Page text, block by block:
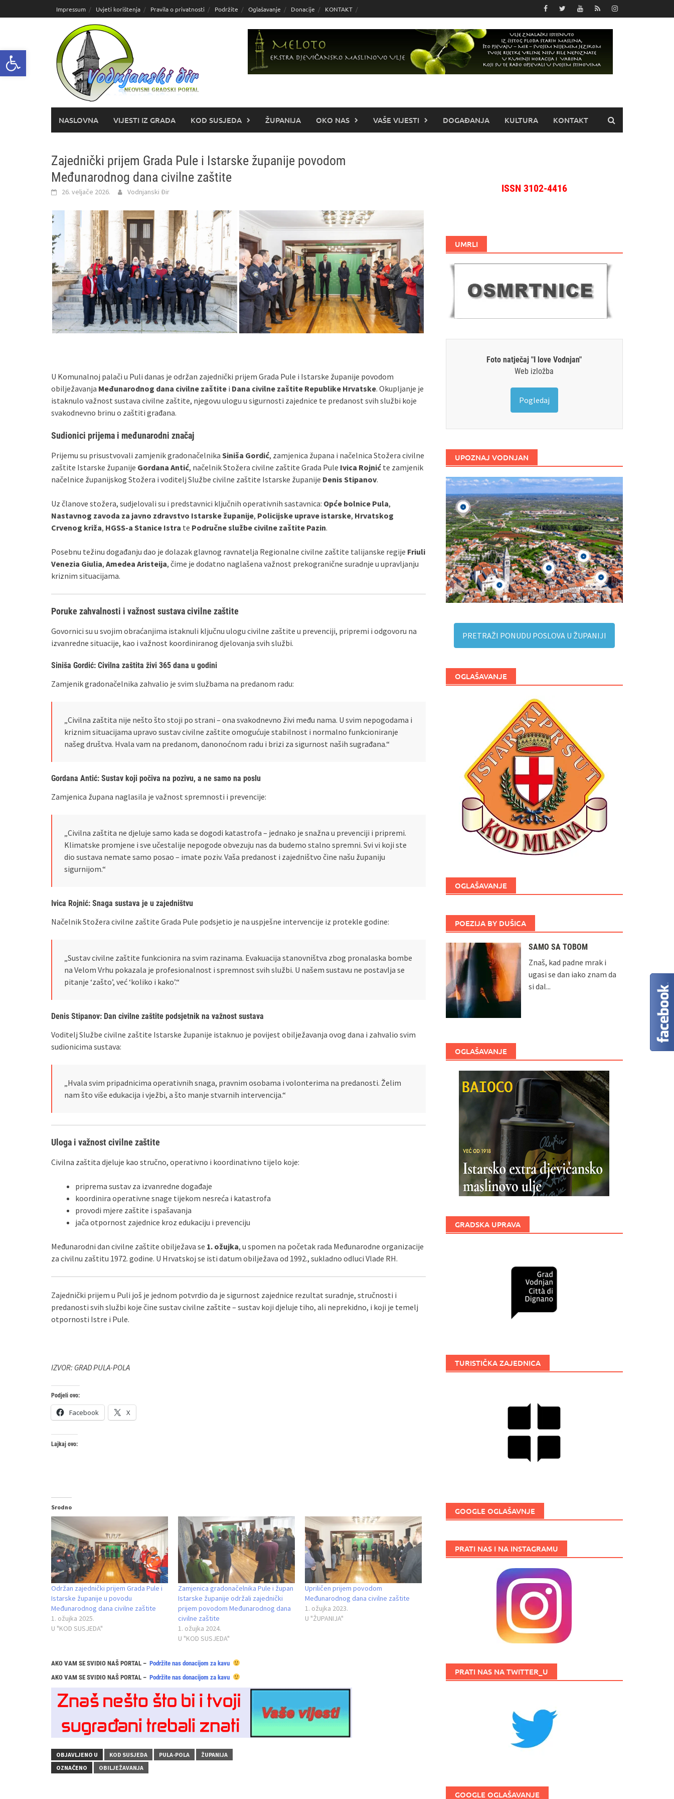
Open toolbar
do
Impressum Uvjeti korištenja Pravila o privatnosti Podržite Oglašavanje Donacije KONTAKT
NASLOVNA VIJESTI IZ GRADA KOD SUSJEDA ŽUPANIJA OKO NAS VAŠE VIJESTI DOGAĐANJA KULTURA KONTAKT
Zajednički prijem Grada Pule i Istarske županije povodom
Međunarodnog dana civilne zaštite
26. veljače 2026. Vodnjanski Đir
U Komunalnoj palači u Puli danas je održan zajednički prijem Grada Pule i Istarske županije povodom
obilježavanja Međunarodnog dana civilne zaštite i Dana civilne zaštite Republike Hrvatske. Okupljanje je
istaknulo važnost sustava civilne zaštite, njegovu ulogu u sigurnosti zajednice te predanost svih službi koje
svakodnevno brinu o zaštiti građana.
Sudionici prijema i međunarodni značaj
Prijemu su prisustvovali zamjenik gradonačelnika Siniša Gordić, zamjenica župana i načelnica Stožera civilne
zaštite Istarske županije Gordana Antić, načelnik Stožera civilne zaštite Grada Pule Ivica Rojnić te zamjenik
načelnice županijskog Stožera i voditelj Službe civilne zaštite Istarske županije Denis Stipanov.
Uz članove stožera, sudjelovali su i predstavnici ključnih operativnih sastavnica: Opće bolnice Pula,
Nastavnog zavoda za javno zdravstvo Istarske županije, Policijske uprave istarske, Hrvatskog
Crvenog križa, HGSS-a Stanice Istra te Područne službe civilne zaštite Pazin.
Posebnu težinu događanju dao je dolazak glavnog ravnatelja Regionalne civilne zaštite talijanske regije Friuli
Venezia Giulia, Amedea Aristeija, čime je dodatno naglašena važnost prekogranične suradnje u upravljanju
kriznim situacijama.
Poruke zahvalnosti i važnost sustava civilne zaštite
Govornici su u svojim obraćanjima istaknuli ključnu ulogu civilne zaštite u prevenciji, pripremi i odgovoru na
izvanredne situacije, kao i važnost koordiniranog djelovanja svih službi.
Siniša Gordić: Civilna zaštita živi 365 dana u godini
Zamjenik gradonačelnika zahvalio je svim službama na predanom radu:
„Civilna zaštita nije nešto što stoji po strani – ona svakodnevno živi među nama. U svim nepogodama i
kriznim situacijama upravo sustav civilne zaštite omogućuje stabilnost i normalno funkcioniranje
našeg društva. Hvala vam na predanom, danonoćnom radu i brizi za sigurnost naših sugrađana.“
Gordana Antić: Sustav koji počiva na pozivu, a ne samo na poslu
Zamjenica župana naglasila je važnost spremnosti i prevencije:
„Civilna zaštita ne djeluje samo kada se dogodi katastrofa – jednako je snažna u prevenciji i pripremi.
Klimatske promjene i sve učestalije nepogode obvezuju nas da budemo stalno spremni. Svi vi koji ste
dio sustava nemate samo posao – imate poziv. Vaša predanost i zajedništvo čine našu županiju
sigurnijom.“
Ivica Rojnić: Snaga sustava je u zajedništvu
Načelnik Stožera civilne zaštite Grada Pule podsjetio je na uspješne intervencije iz protekle godine:
„Sustav civilne zaštite funkcionira na svim razinama. Evakuacija stanovništva zbog pronalaska bombe
na Velom Vrhu pokazala je profesionalnost i spremnost svih službi. U našem sustavu ne postavlja se
pitanje ‘zašto’, već ‘koliko i kako’.“
Denis Stipanov: Dan civilne zaštite podsjetnik na važnost sustava
Voditelj Službe civilne zaštite Istarske županije istaknuo je povijest obilježavanja ovog dana i zahvalio svim
sudionicima sustava:
„Hvala svim pripadnicima operativnih snaga, pravnim osobama i volonterima na predanosti. Želim
nam što više edukacija i vježbi, a što manje stvarnih intervencija.“
Uloga i važnost civilne zaštite
Civilna zaštita djeluje kao stručno, operativno i koordinativno tijelo koje:
priprema sustav za izvanredne događaje
koordinira operativne snage tijekom nesreća i katastrofa
provodi mjere zaštite i spašavanja
jača otpornost zajednice kroz edukaciju i prevenciju
Međunarodni dan civilne zaštite obilježava se 1. ožujka, u spomen na početak rada Međunarodne organizacije
za civilnu zaštitu 1972. godine. U Hrvatskoj se isti datum obilježava od 1992., sukladno odluci Vlade RH.
Zajednički prijem u Puli još je jednom potvrdio da je sigurnost zajednice rezultat suradnje, stručnosti i
predanosti svih službi koje čine sustav civilne zaštite – sustav koji djeluje tiho, ali neprekidno, i koji je temelj
otpornosti Istre i Pule.
IZVOR: GRAD PULA-POLA
Podjeli ovo:
Facebook X
Lajkaj ovo:
Srodno
Održan zajednički prijem Grada Pule i
Istarske županije u povodu
Međunarodnog dana civilne zaštite
1. ožujka 2025.
U "KOD SUSJEDA"
Zamjenica gradonačelnika Pule i župan
Istarske županije održali zajednički
prijem povodom Međunarodnog dana
civilne zaštite
1. ožujka 2024.
U "KOD SUSJEDA"
Upriličen prijem povodom
Međunarodnog dana civilne zaštite
1. ožujka 2023.
U "ŽUPANIJA"
AKO VAM SE SVIDIO NAŠ PORTAL – Podržite nas donacijom za kavu
AKO VAM SE SVIDIO NAŠ PORTAL – Podržite nas donacijom za kavu
OBJAVLJENO U KOD SUSJEDA PULA-POLA
ŽUPANIJA
OZNAČENO
OBILJEŽAVANJA
ISSN 3102-4416
UMRLI
Foto natječaj "I love Vodnjan"
Web izložba
Pogledaj
UPOZNAJ VODNJAN
PRETRAŽI PONUDU POSLOVA U ŽUPANIJI
OGLAŠAVANJE
OGLAŠAVANJE
POEZIJA BY DUŠICA
SAMO SA TOBOM
Znaš, kad padne mrak i
ugasi se dan iako znam da
si dal...
OGLAŠAVANJE
GRADSKA UPRAVA
TURISTIČKA ZAJEDNICA
GOOGLE OGLAŠAVNJE
PRATI NAS I NA INSTAGRAMU
PRATI NAS NA TWITTER_U
GOOGLE OGLAŠAVANJE